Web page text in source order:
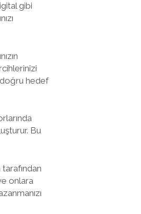
gibi
hedef
Bu
onlara